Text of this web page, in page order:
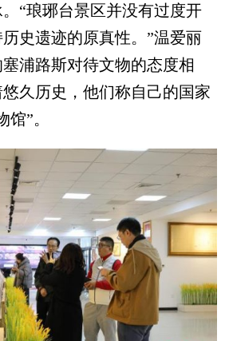
“琅琊台景区并没有过度开
史遗迹的原真性。”温爱丽
浦路斯对待文物的态度相
久历史，他们称自己的国家
”。